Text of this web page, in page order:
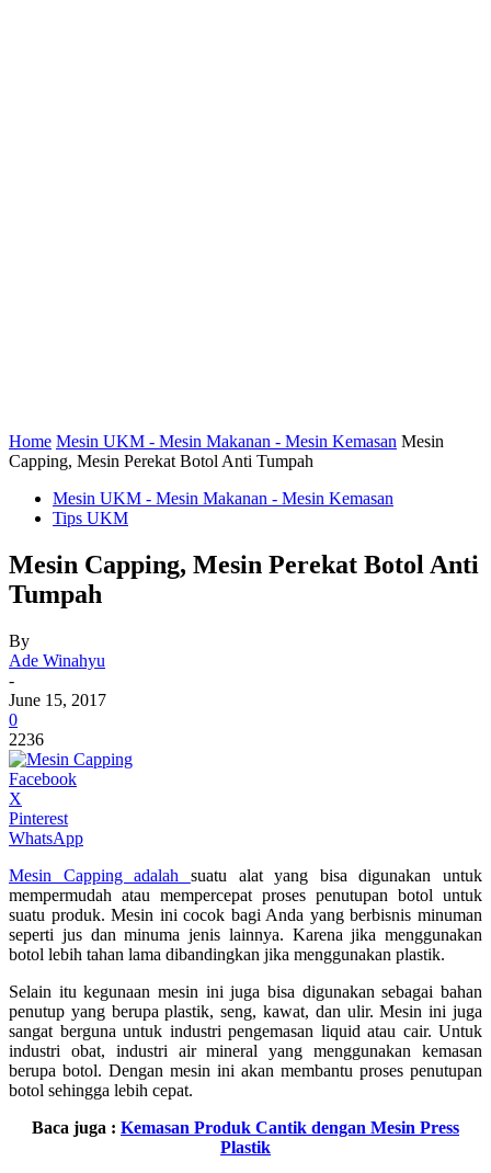
Home Mesin UKM - Mesin Makanan - Mesin Kemasan Mesin
Capping, Mesin Perekat Botol Anti Tumpah
Mesin UKM - Mesin Makanan - Mesin Kemasan
Tips UKM
Mesin Capping, Mesin Perekat Botol Anti
Tumpah
By
Ade Winahyu
-
June 15, 2017
0
2236
Facebook
X
Pinterest
WhatsApp
Mesin Capping adalah suatu alat yang bisa digunakan untuk
mempermudah atau mempercepat proses penutupan botol untuk
suatu produk. Mesin ini cocok bagi Anda yang berbisnis minuman
seperti jus dan minuma jenis lainnya. Karena jika menggunakan
botol lebih tahan lama dibandingkan jika menggunakan plastik.
Selain itu kegunaan mesin ini juga bisa digunakan sebagai bahan
penutup yang berupa plastik, seng, kawat, dan ulir. Mesin ini juga
sangat berguna untuk industri pengemasan liquid atau cair. Untuk
industri obat, industri air mineral yang menggunakan kemasan
berupa botol. Dengan mesin ini akan membantu proses penutupan
botol sehingga lebih cepat.
Baca juga : Kemasan Produk Cantik dengan Mesin Press
Plastik